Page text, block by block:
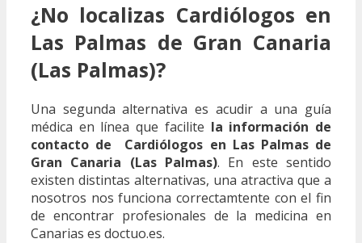
¿No localizas Cardiólogos en
Las Palmas de Gran Canaria
(Las Palmas)?
Una segunda alternativa es acudir a una guía
médica en línea que facilite la información de
contacto de Cardiólogos en Las Palmas de
Gran Canaria (Las Palmas). En este sentido
existen distintas alternativas, una atractiva que a
nosotros nos funciona correctamtente con el fin
de encontrar profesionales de la medicina en
Canarias es doctuo.es.